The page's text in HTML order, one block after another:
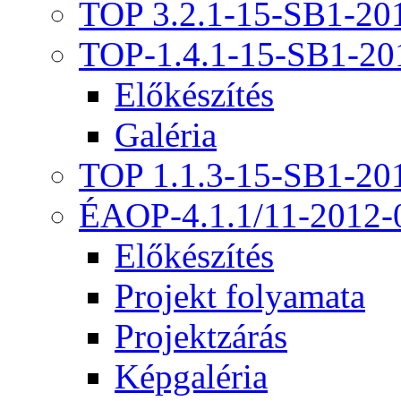
TOP 3.2.1-15-SB1-
TOP-1.4.1-15-SB1-
Előkészítés
Galéria
TOP 1.1.3-15-SB1-
ÉAOP-4.1.1/11-2012-
Előkészítés
Projekt folyamata
Projektzárás
Képgaléria